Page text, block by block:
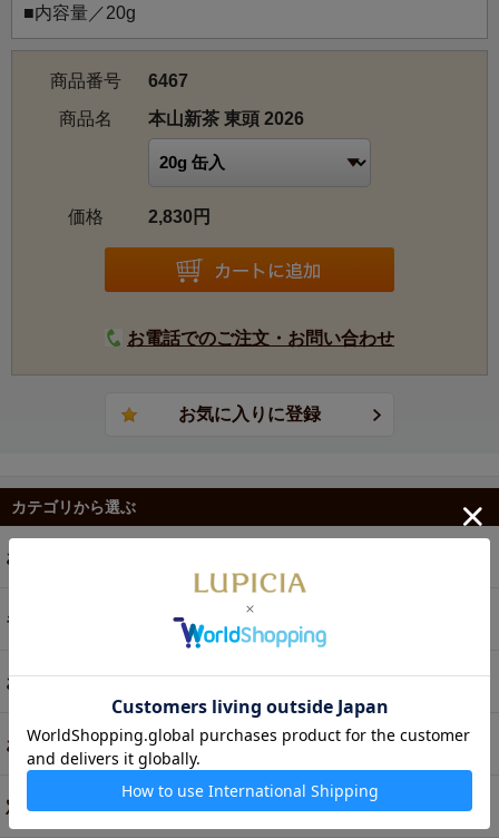
市葵区横沢（通称：本山玉川地区）に位置する茶園です。
天才茶師と謳われた故築地勝美氏が約40年前に開墾、標高
800mは静岡茶の栽培限界点です。
現在は、築地氏の甥にあたる小杉佳輝氏が生産を引き継い
寒暖の差が大きく、冬には雪が積もるほどの過酷な自然条
件が、香り高いお茶を育んでいます。
毎年5月中旬、良く伸びた一芯二葉をすべて手摘みで摘採、
り、葉そのものが持つ生き生きとした香り・爽やかな味わ
いのお茶に仕上がります。
一年一作（一番茶のみの生産）という贅沢なお茶です。
■内容量／20g
商品番号
6467
商品名
本山新茶 東頭 2026
価格 2,830円
お電話でのご注文・お問い合わせ
カテゴリから選ぶ
お茶
ギフト
お菓子・食品・飲料
お買い得商品
定期便